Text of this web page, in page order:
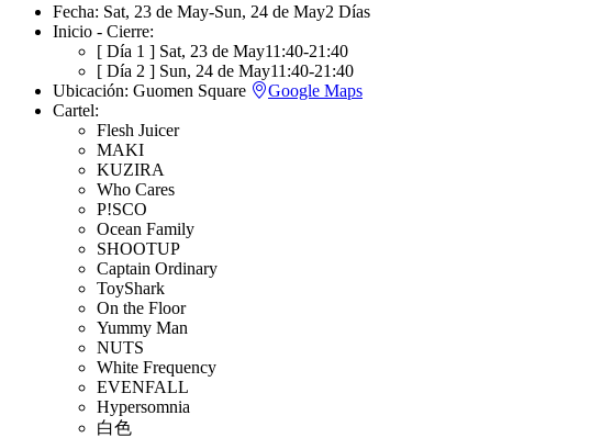
Fecha: Sat, 23 de May-Sun, 24 de May2 Días
Inicio - Cierre:
[ Día 1 ] Sat, 23 de May11:40-21:40
[ Día 2 ] Sun, 24 de May11:40-21:40
Ubicación: Guomen Square
Google Maps
Cartel:
Flesh Juicer
MAKI
KUZIRA
Who Cares
P!SCO
Ocean Family
SHOOTUP
Captain Ordinary
ToyShark
On the Floor
Yummy Man
NUTS
White Frequency
EVENFALL
Hypersomnia
白色